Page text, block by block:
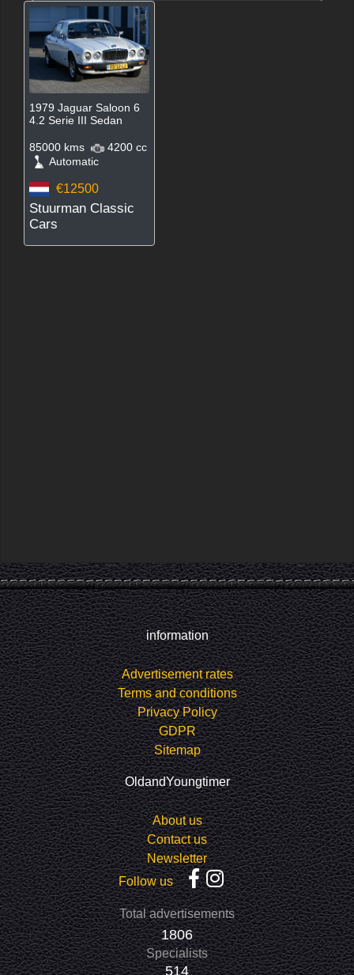
1979 Jaguar Saloon 6
4.2 Serie III Sedan
85000 kms
4200 cc
Automatic
€12500
Stuurman Classic
Cars
information
Advertisement rates
Terms and conditions
Privacy Policy
GDPR
Sitemap
OldandYoungtimer
About us
Contact us
Newsletter
Follow us
Total advertisements
1806
Specialists
514